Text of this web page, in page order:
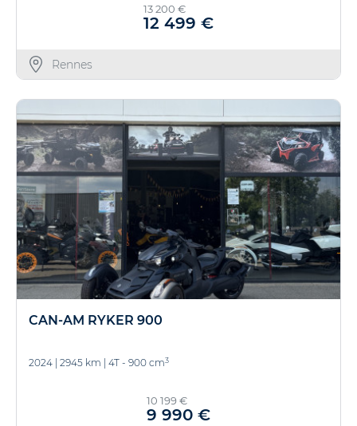
13 200 €
12 499 €
Rennes
CAN-AM RYKER 900
2024 2945 km 4T - 900 cm3
10 199 €
9 990 €